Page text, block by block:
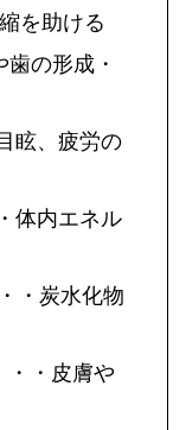
を助ける
の形成・
眩、疲労の
体内エネル
・炭水化物
・・皮膚や